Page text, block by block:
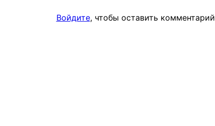
Войдите, чтобы оставить комментарий